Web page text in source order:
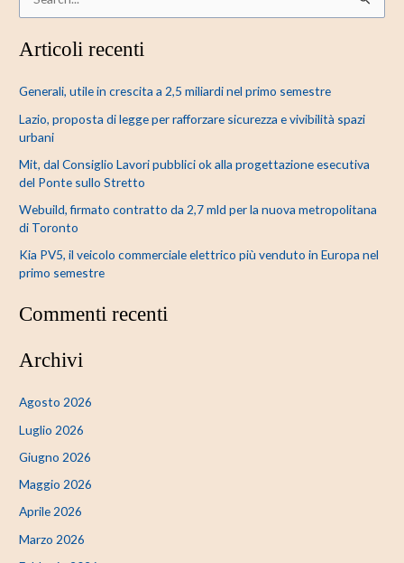
r
a
:
Articoli recenti
Generali, utile in crescita a 2,5 miliardi nel primo semestre
Lazio, proposta di legge per rafforzare sicurezza e vivibilità spazi
urbani
Mit, dal Consiglio Lavori pubblici ok alla progettazione esecutiva
del Ponte sullo Stretto
Webuild, firmato contratto da 2,7 mld per la nuova metropolitana
di Toronto
Kia PV5, il veicolo commerciale elettrico più venduto in Europa nel
primo semestre
Commenti recenti
Archivi
Agosto 2026
Luglio 2026
Giugno 2026
Maggio 2026
Aprile 2026
Marzo 2026